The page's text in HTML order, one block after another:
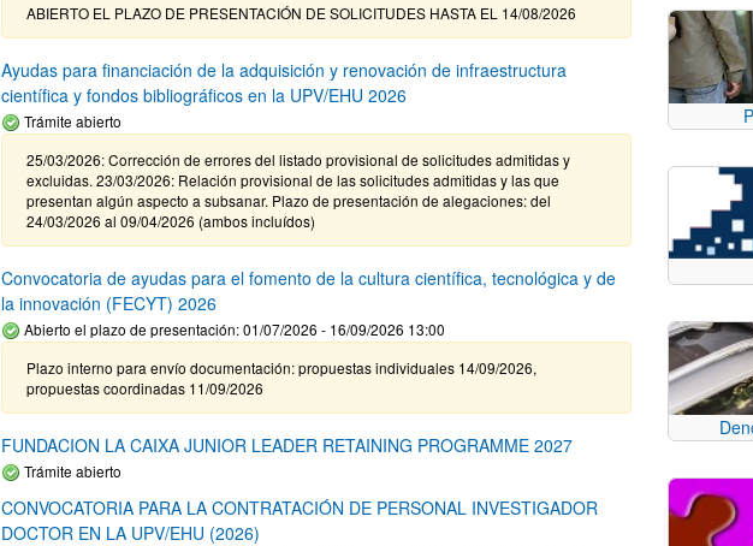
ABIERTO EL PLAZO DE PRESENTACIÓN DE SOLICITUDES HASTA EL 14/08/2026
Ayudas para financiación de la adquisición y renovación de infraestructura
científica y fondos bibliográficos en la UPV/EHU 2026
Trámite abierto
25/03/2026: Corrección de errores del listado provisional de solicitudes admitidas y
excluidas. 23/03/2026: Relación provisional de las solicitudes admitidas y las que
presentan algún aspecto a subsanar. Plazo de presentación de alegaciones: del
24/03/2026 al 09/04/2026 (ambos incluídos)
Convocatoria de ayudas para el fomento de la cultura científica, tecnológica y de
la innovación (FECYT) 2026
Abierto el plazo de presentación: 01/07/2026 - 16/09/2026 13:00
Plazo interno para envío documentación: propuestas individuales 14/09/2026,
propuestas coordinadas 11/09/2026
FUNDACION LA CAIXA JUNIOR LEADER RETAINING PROGRAMME 2027
Trámite abierto
CONVOCATORIA PARA LA CONTRATACIÓN DE PERSONAL INVESTIGADOR
DOCTOR EN LA UPV/EHU (2026)